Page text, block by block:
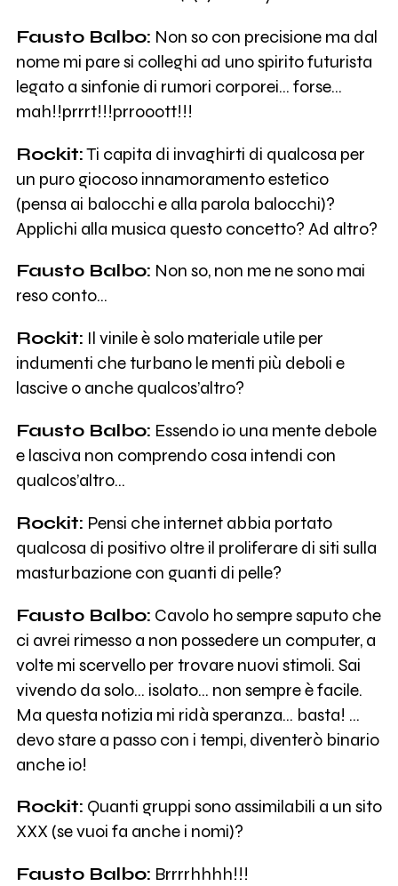
Fausto Balbo: Non so con precisione ma dal
nome mi pare si colleghi ad uno spirito futurista
legato a sinfonie di rumori corporei… forse…
mah!!prrrt!!!prrooott!!!
Rockit:Ti capita di invaghirti di qualcosa per
un puro giocoso innamoramento estetico
(pensa ai balocchi e alla parola balocchi)?
Applichi alla musica questo concetto? Ad altro?
Fausto Balbo: Non so, non me ne sono mai
reso conto…
Rockit: Il vinile è solo materiale utile per
indumenti che turbano le menti più deboli e
lascive o anche qualcos’altro?
Fausto Balbo: Essendo io una mente debole
e lasciva non comprendo cosa intendi con
qualcos’altro…
Rockit: Pensi che internet abbia portato
qualcosa di positivo oltre il proliferare di siti sulla
masturbazione con guanti di pelle?
Fausto Balbo: Cavolo ho sempre saputo che
ci avrei rimesso a non possedere un computer, a
volte mi scervello per trovare nuovi stimoli. Sai
vivendo da solo… isolato… non sempre è facile.
Ma questa notizia mi ridà speranza… basta! …
devo stare a passo con i tempi, diventerò binario
anche io!
Rockit: Quanti gruppi sono assimilabili a un sito
XXX (se vuoi fa anche i nomi)?
Fausto Balbo: Brrrrhhhh!!!